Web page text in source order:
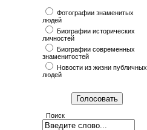
Фотографии знаменитых
людей
Биографии исторических
личностей
Биографии современных
знаменитостей
Новости из жизни публичных
людей
Поиск